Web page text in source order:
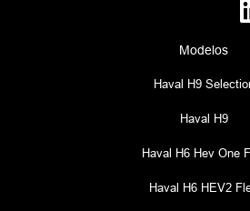
Modelos
Haval H9
Haval H9
Haval H6 Hev One
Haval H6 HEV2